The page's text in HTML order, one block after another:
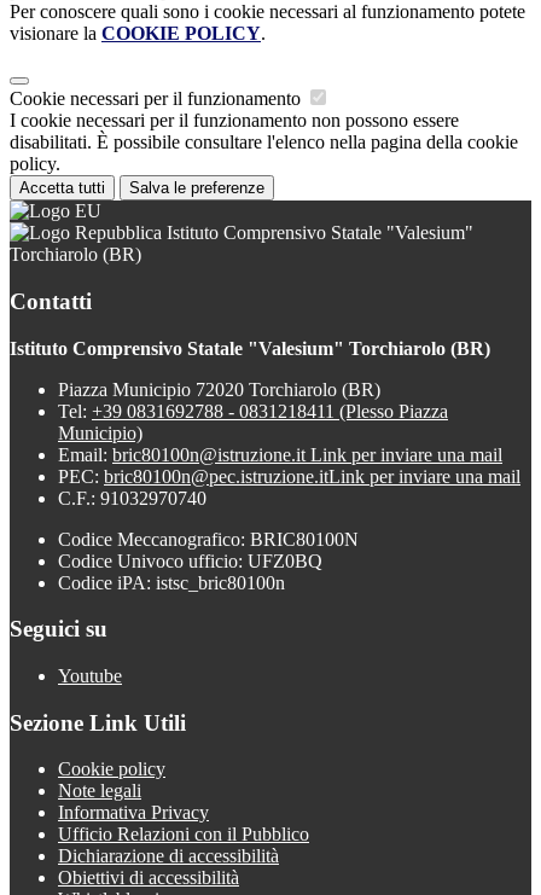
Per conoscere quali sono i cookie necessari al funzionamento potete
visionare la COOKIE POLICY.
Cookie necessari per il funzionamento
I cookie necessari per il funzionamento non possono essere
disabilitati. È possibile consultare l'elenco nella pagina della cookie
policy.
Accetta tutti Salva le preferenze
Istituto Comprensivo Statale "Valesium"
Torchiarolo (BR)
Contatti
Istituto Comprensivo Statale "Valesium" Torchiarolo (BR)
Piazza Municipio 72020 Torchiarolo (BR)
Tel: +39 0831692788 - 0831218411 (Plesso Piazza
Municipio)
Email: bric80100n@istruzione.it Link per inviare una mail
PEC: bric80100n@pec.istruzione.itLink per inviare una mail
C.F.: 91032970740
Codice Meccanografico: BRIC80100N
Codice Univoco ufficio: UFZ0BQ
Codice iPA: istsc_bric80100n
Seguici su
Youtube
Sezione Link Utili
Cookie policy
Note legali
Informativa Privacy
Ufficio Relazioni con il Pubblico
Dichiarazione di accessibilità
Obiettivi di accessibilità